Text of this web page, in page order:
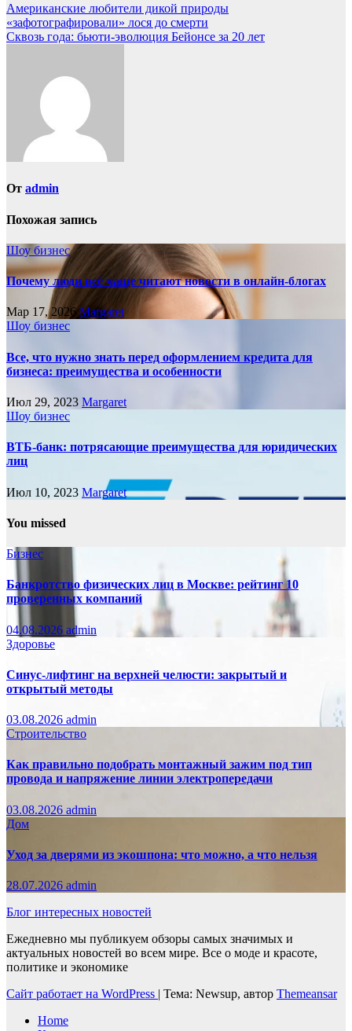
Навигация
по
Американские любители дикой природы
«зафотографировали» лося до смерти
Сквозь года: бьюти-эволюция Бейонсе за 20 лет
От admin
Похожая запись
Шоу бизнес
Почему люди всё чаще читают новости в онлайн-блогах
Мар 17, 2026Margaret
Шоу бизнес
Все, что нужно знать перед оформлением кредита для
бизнеса: преимущества и особенности
Июл 29, 2023 Margaret
Шоу бизнес
ВТБ-банк: потрясающие преимущества для юридических
лиц
Июл 10, 2023 Margaret
You missed
Бизнес
Банкротство физических лиц в Москве: рейтинг 10
проверенных компаний
04.08.2026 admin
Здоровье
Синус-лифтинг на верхней челюсти: закрытый и
открытый методы
03.08.2026 admin
Строительство
Как правильно подобрать монтажный зажим под тип
провода и напряжение линии электропередачи
03.08.2026 admin
Дом
Уход за дверями из экошпона: что можно, а что нельзя
28.07.2026 admin
Блог интересных новостей
Ежедневно мы публикуем обзоры самых значимых и
актуальных новостей во всем мире. Все о моде и красоте,
политике и экономике
Сайт работает на WordPress | Тема: Newsup, автор Themeansar
Home